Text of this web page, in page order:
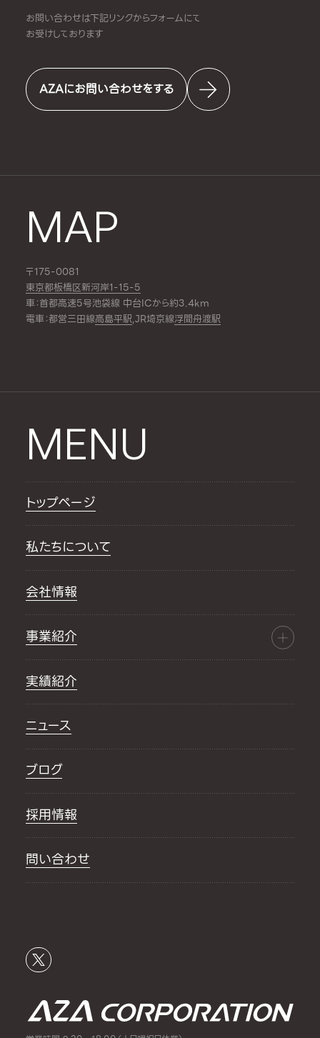
お問い合わせは下記リンクからフォームにて
お受けしております
AZAにお問い合わせをする
MAP
〒175-0081
東京都板橋区新河岸1-15-5
車：首都高速5号池袋線 中台ICから約3.4km
電車：都営三田線高島平駅,JR埼京線浮間舟渡駅
MENU
トップページ
私たちについて
会社情報
事業紹介
実績紹介
ニュース
ブログ
採用情報
問い合わせ